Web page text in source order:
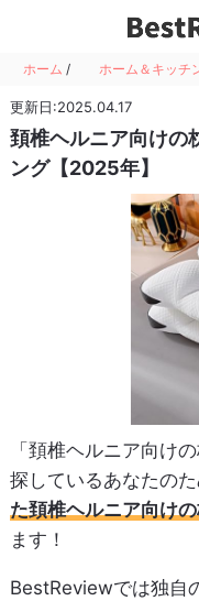
ホーム / ホーム＆キッチ
更新日:2025.04.17
頚椎ヘルニア向けの
ング【2025年】
「頚椎ヘルニア向け
探しているあなたの
た頚椎ヘルニア向け
ます！
BestReviewでは独自